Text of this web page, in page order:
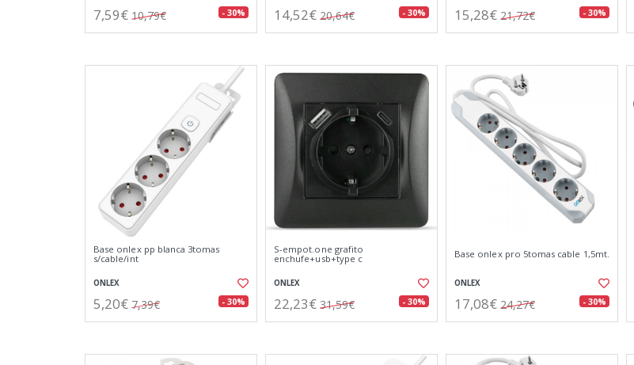
7,59€ 10,79€ - 30% 14,52€ 20,64€ - 30% 15,28€ 21,72€ - 30%
Base onlex pp blanca 3tomas
s/cable/int
ONLEX
5,20€ 7,39€ - 30%
S-empot.one grafito
enchufe+usb+type c
ONLEX
22,23€ 31,59€ - 30%
Base onlex pro 5tomas cable 1,5mt.
ONLEX
17,08€ 24,27€ - 30%